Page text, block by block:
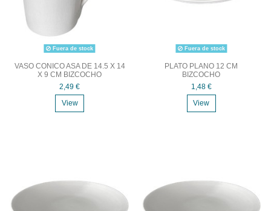
Fuera de stock
VASO CONICO ASA DE 14.5 X 14
X 9 CM BIZCOCHO
2,49 €
View
Fuera de stock
PLATO PLANO 12 CM
BIZCOCHO
1,48 €
View